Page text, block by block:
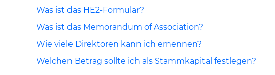
Was ist das HE2-Formular?
Was ist das Memorandum of Association?
Wie viele Direktoren kann ich ernennen?
Welchen Betrag sollte ich als Stammkapital festlegen?